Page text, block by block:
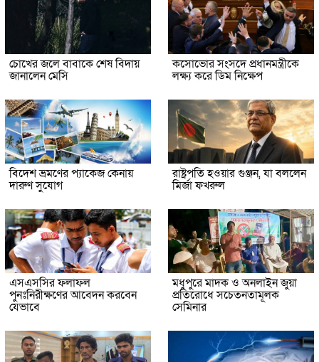
চোখের জলে বাবাকে শেষ বিদায়
জানালেন মেসি
কসোভোর সংসদে প্রধানমন্ত্রীকে
লক্ষ্য করে ডিম নিক্ষেপ
বিদেশ ভ্রমণের প্যাকেজ কেনায়
দারুণ সুযোগ
রাষ্ট্রপতি হওয়ার গুঞ্জন, যা বললেন
মির্জা ফখরুল
এসএসসির ফলাফল
পুনঃনিরীক্ষণের আবেদন করবেন
যেভাবে
মধুপুরে মাদক ও অনলাইন জুয়া
প্রতিরোধে সচেতনতামূলক
সেমিনার